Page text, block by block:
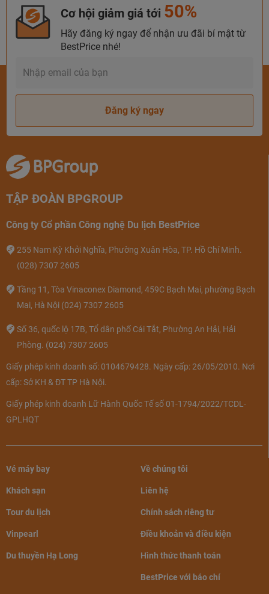
Cơ hội giảm giá tới 50%
Hãy đăng ký ngay để nhận ưu đãi bí mật từ
BestPrice nhé!
Đăng ký ngay
TẬP ĐOÀN BPGROUP
Công ty Cổ phần Công nghệ Du lịch BestPrice
255 Nam Kỳ Khởi Nghĩa, Phường Xuân Hòa, TP. Hồ Chí Minh.
(028) 7307 2605
Tầng 11, Tòa Vinaconex Diamond, 459C Bạch Mai, phường Bạch
Mai, Hà Nội (024) 7307 2605
Số 36, quốc lộ 17B, Tổ dân phố Cái Tắt, Phường An Hải, Hải
Phòng. (024) 7307 2605
Giấy phép kinh doanh số: 0104679428. Ngày cấp: 26/05/2010. Nơi
cấp: Sở KH & ĐT TP Hà Nội.
Giấy phép kinh doanh Lữ Hành Quốc Tế số 01-1794/2022/TCDL-
GPLHQT
Vé máy bay
Khách sạn
Tour du lịch
Vinpearl
Du thuyền Hạ Long
Về chúng tôi
Liên hệ
Chính sách riêng tư
Điều khoản và điều kiện
Hình thức thanh toán
BestPrice với báo chí